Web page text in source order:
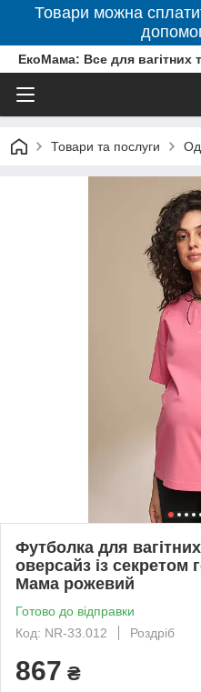
Товари можна
ЕкоМама: Все для
Товари та послуги
Футболка для
оверсайз із
Мама рожевий
Готово до відправки
Код: NR-33.012
Роздріб
867 ₴